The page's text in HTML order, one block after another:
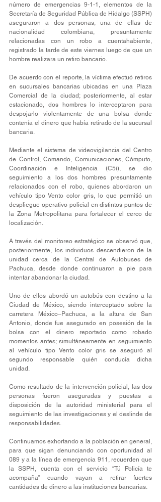
número de emergencias 9-1-1, elementos de la
Secretaría de Seguridad Pública de Hidalgo (SSPH)
aseguraron a dos personas, una de ellas de
nacionalidad colombiana, presuntamente
relacionadas con un robo a cuentahabiente,
registrado la tarde de este viernes luego de que un
hombre realizara un retiro bancario.
De acuerdo con el reporte, la víctima efectuó retiros
en sucursales bancarias ubicadas en una Plaza
Comercial de la ciudad; posteriormente, al estar
estacionado, dos hombres lo interceptaron para
despojarlo violentamente de una bolsa donde
contenía el dinero que había retirado de la sucursal
bancaria.
Mediante el sistema de videovigilancia del Centro
de Control, Comando, Comunicaciones, Cómputo,
Coordinación e Inteligencia (C5i), se dio
seguimiento a los dos hombres presuntamente
relacionados con el robo, quienes abordaron un
vehículo tipo Vento color gris, lo que permitió un
despliegue operativo policial en distintos puntos de
la Zona Metropolitana para fortalecer el cerco de
localización.
A través del monitoreo estratégico se observó que,
posteriormente, los individuos descendieron de la
unidad cerca de la Central de Autobuses de
Pachuca, desde donde continuaron a pie para
intentar abandonar la ciudad.
Uno de ellos abordó un autobús con destino a la
Ciudad de México, siendo interceptado sobre la
carretera México–Pachuca, a la altura de San
Antonio, donde fue asegurado en posesión de la
bolsa con el dinero reportado como robado
momentos antes; simultáneamente en seguimiento
al vehículo tipo Vento color gris se aseguró al
segundo responsable quién conducía dicha
unidad.
Como resultado de la intervención policial, las dos
personas fueron aseguradas y puestas a
disposición de la autoridad ministerial para el
seguimiento de las investigaciones y el deslinde de
responsabilidades.
Continuamos exhortando a la población en general,
para que sigan denunciando con oportunidad al
089 y a la línea de emergencia 911, recuerden que
la SSPH, cuenta con el servicio “Tú Policía te
acompaña” cuando vayan a retirar fuertes
cantidades de dinero a las instituciones bancarias.